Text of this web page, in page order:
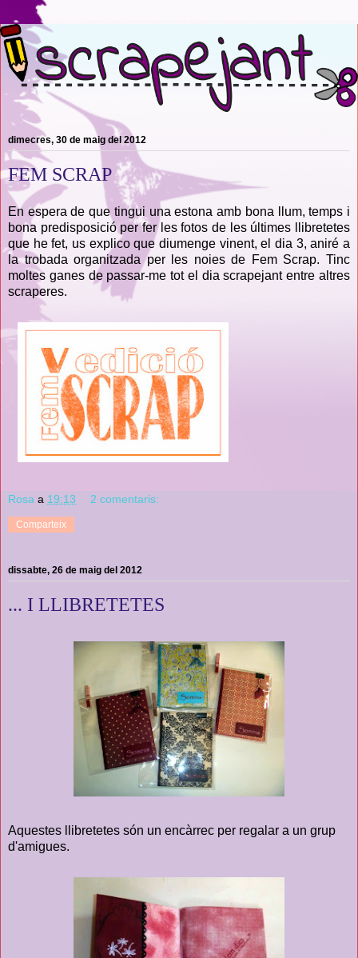
dimecres, 30 de maig del 2012
FEM SCRAP
En espera de que tingui una estona amb bona llum, temps i
bona predisposició per fer les fotos de les últimes llibretetes
que he fet, us explico que diumenge vinent,el dia 3, aniré a
la trobada organitzada per les noies de Fem Scrap. Tinc
moltes ganes de passar-me tot el dia scrapejant entre altres
scraperes.
Rosa a 19:13 2 comentaris:
Comparteix
dissabte, 26 de maig del 2012
... I LLIBRETETES
Aquestes llibretetes són un encàrrec per regalar a un grup
d'amigues.